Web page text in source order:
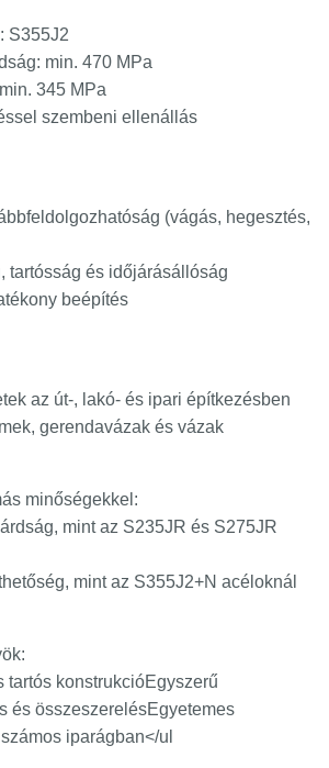
S355J2
min. 470 MPa
345 MPa
szembeni ellenállás
(vágás, hegesztés,
tartósság és időjárásállóság
beépítés
az út-, lakó- és ipari építkezésben
gerendavázak és vázak
minőségekkel:
mint az S235JR és S275JR
mint az S355J2+N acéloknál
tartós konstrukcióEgyszerű
és összeszerelésEgyetemes
iparágban</ul